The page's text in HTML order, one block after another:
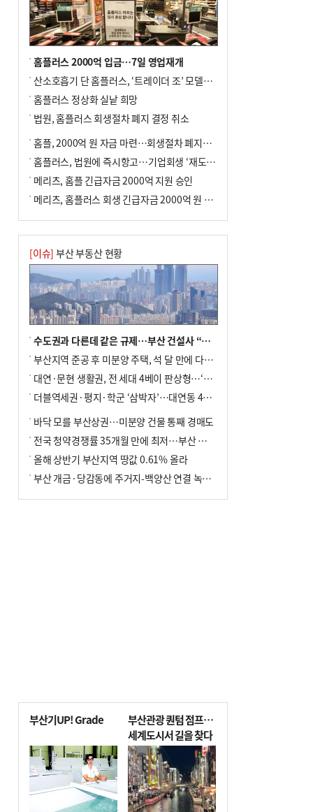
홈플러스 2000억 입금…7일 영업재개
산소호흡기 단 홈플러스, ‘트레이더 조’ 모델로 살아날까
홈플러스 정상화 실낱 희망
법원, 홈플러스 회생절차 폐지 결정 취소
홈플, 2000억 원 자금 마련…회생절차 폐지에 즉시항고(종합)
홈플러스, 법원에 즉시항고…기업회생 ‘재도전’
메리츠, 홈플 긴급자금 2000억 지원 승인
메리츠, 홈플러스 회생 긴급자금 2000억 원 지원 승인
[이슈] 부산 부동산 현황
수도권과 다른데 같은 규제…부산 건설사 “쓰러지기 직전”
부산지역 준공 후 미분양 주택, 석 달 만에 다시 3000가구 넘어서
대연·문현 생활권, 전 세대 4베이 판상형…‘더샵 트리센트’ 내달 분양
더블역세권·평지·학군 ‘삼박자’…대연동 42층 브랜드 단지
바닥 모를 부산상권…미분양 건물 통째 경매도
전국 청약경쟁률 35개월 만에 최저…부산 미분양 ‘적체’ 심화
올해 상반기 부산지역 땅값 0.61% 올라
부산 개금·당감동에 주거지-백양산 연결 녹지 조성
부산기UP! Grade
부산관광 퀀텀 점프…
세계도시서 길을 찾다